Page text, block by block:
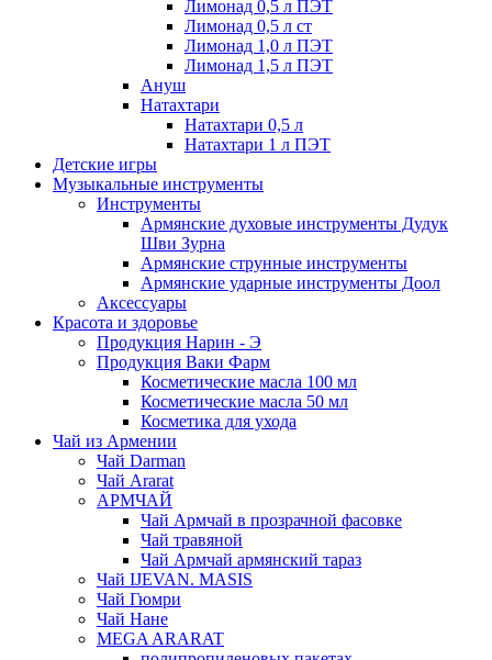
Лимонад 0,5 л ПЭТ
Лимонад 0,5 л ст
Лимонад 1,0 л ПЭТ
Лимонад 1,5 л ПЭТ
Ануш
Натахтари
Натахтари 0,5 л
Натахтари 1 л ПЭТ
Детские игры
Музыкальные инструменты
Инструменты
Армянские духовые инструменты Дудук
Шви Зурна
Армянские струнные инструменты
Армянские ударные инструменты Доол
Аксессуары
Красота и здоровье
Продукция Нарин - Э
Продукция Ваки Фарм
Косметические масла 100 мл
Косметические масла 50 мл
Косметика для ухода
Чай из Армении
Чай Darman
Чай Ararat
АРМЧАЙ
Чай Армчай в прозрачной фасовке
Чай травяной
Чай Армчай армянский тараз
Чай IJEVAN. MASIS
Чай Гюмри
Чай Нане
MEGA ARARAT